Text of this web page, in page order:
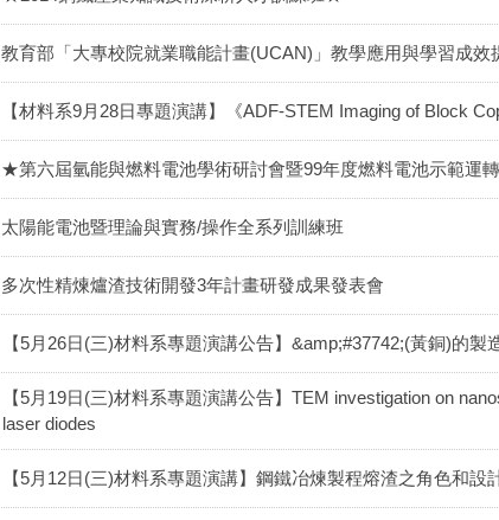
教育部「大專校院就業職能計畫(UCAN)」教學應用與學習成效
【材料系9月28日專題演講】《ADF-STEM Imaging of Block
★第六屆氫能與燃料電池學術研討會暨99年度燃料電池示範運
太陽能電池暨理論與實務/操作全系列訓練班
多次性精煉爐渣技術開發3年計畫研發成果發表會
【5月26日(三)材料系專題演講公告】&amp;#37742;(黃銅)的製
【5月19日(三)材料系專題演講公告】TEM investigation on
laser diodes
【5月12日(三)材料系專題演講】鋼鐵冶煉製程熔渣之角色和設